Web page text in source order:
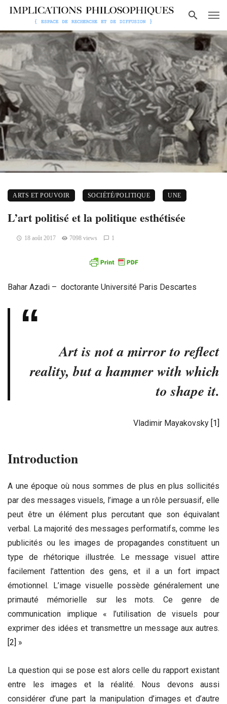
ARTS ET POUVOIR SOCIÉTÉ/POLITIQUE UNE
L’art politisé et la politique esthétisée
18 août 2017 7098 views 1
Bahar Azadi – doctorante Université Paris Descartes
Art is not a mirror to reflect
reality, but a hammer with which
to shape it.
Vladimir Mayakovsky [1]
Introduction
A une époque où nous sommes de plus en plus sollicités
par des messages visuels, l’image a un rôle persuasif, elle
peut être un élément plus percutant que son équivalant
verbal. La majorité des messages performatifs, comme les
publicités ou les images de propagandes constituent un
type de rhétorique illustrée. Le message visuel attire
facilement l’attention des gens, et il a un fort impact
émotionnel. L’image visuelle possède généralement une
primauté mémorielle sur les mots. Ce genre de
communication implique « l’utilisation de visuels pour
exprimer des idées et transmettre un message aux autres.
[2] »
La question qui se pose est alors celle du rapport existant
entre les images et la réalité. Nous devons aussi
considérer d’une part la manipulation d’images et d’autre